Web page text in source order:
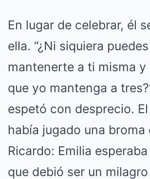
En lugar de celebrar, él
ella. “¿Ni siquiera puedes
mantenerte a ti misma y
que yo mantenga a
espetó con desprecio.
había jugado una broma
Ricardo: Emilia
que debió ser un